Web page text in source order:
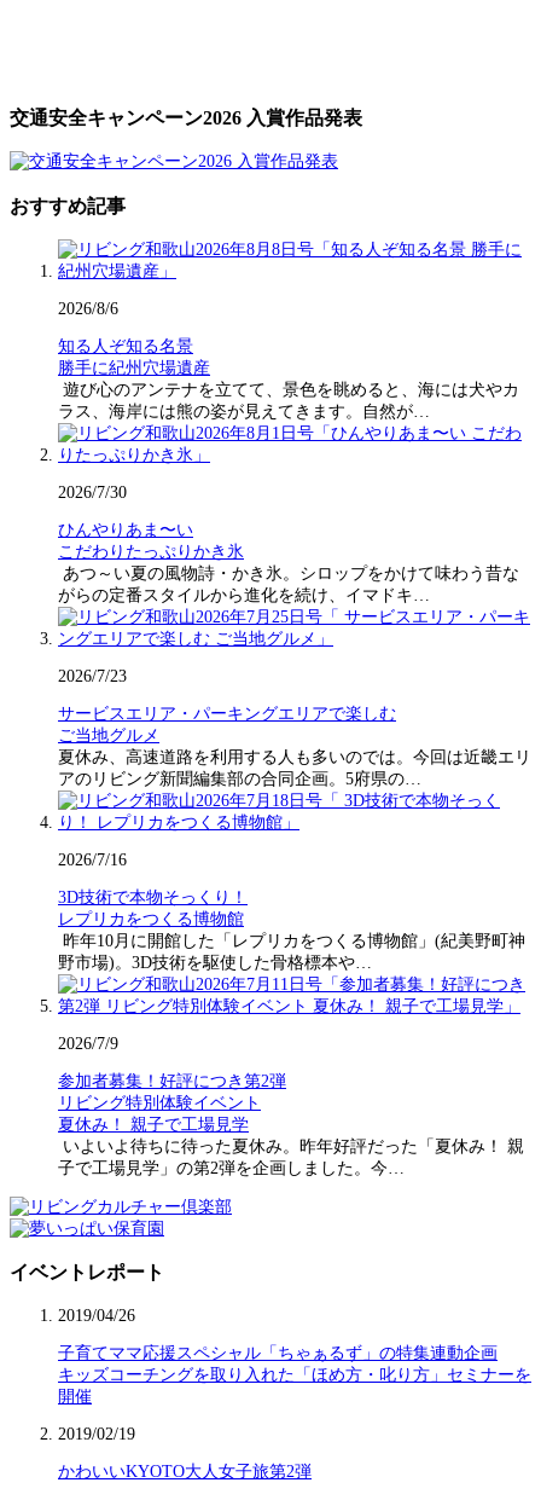
交通安全キャンペーン2026 入賞作品発表
おすすめ記事
2026/8/6
知る人ぞ知る名景
勝手に紀州穴場遺産
遊び心のアンテナを立てて、景色を眺めると、海には犬やカ
ラス、海岸には熊の姿が見えてきます。自然が…
2026/7/30
ひんやりあま〜い
こだわりたっぷりかき氷
あつ～い夏の風物詩・かき氷。シロップをかけて味わう昔な
がらの定番スタイルから進化を続け、イマドキ…
2026/7/23
サービスエリア・パーキングエリアで楽しむ
ご当地グルメ
夏休み、高速道路を利用する人も多いのでは。今回は近畿エリ
アのリビング新聞編集部の合同企画。5府県の…
2026/7/16
3D技術で本物そっくり！
レプリカをつくる博物館
昨年10月に開館した「レプリカをつくる博物館」(紀美野町神
野市場)。3D技術を駆使した骨格標本や…
2026/7/9
参加者募集！好評につき第2弾
リビング特別体験イベント
夏休み！ 親子で工場見学
いよいよ待ちに待った夏休み。昨年好評だった「夏休み！ 親
子で工場見学」の第2弾を企画しました。今…
イベントレポート
2019/04/26
子育てママ応援スペシャル「ちゃぁるず」の特集連動企画
キッズコーチングを取り入れた「ほめ方・叱り方」セミナーを
開催
2019/02/19
かわいいKYOTO大人女子旅第2弾